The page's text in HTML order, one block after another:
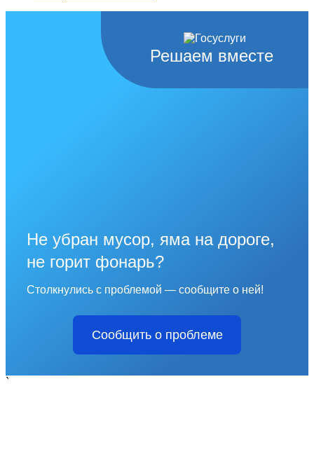
Решаем вместе
Не убран мусор, яма на дороге,
не горит фонарь?
Столкнулись с проблемой — сообщите о ней!
Сообщить о проблеме
`